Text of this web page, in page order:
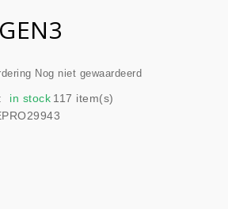
Nog niet gewaardeerd
in stock 117 item(s)